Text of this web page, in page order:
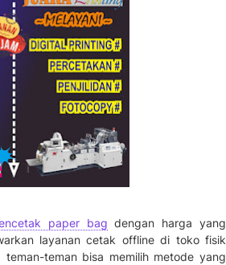
paper bag dengan harga yang
layanan cetak offline di toko fisik
teman bisa memilih metode yang